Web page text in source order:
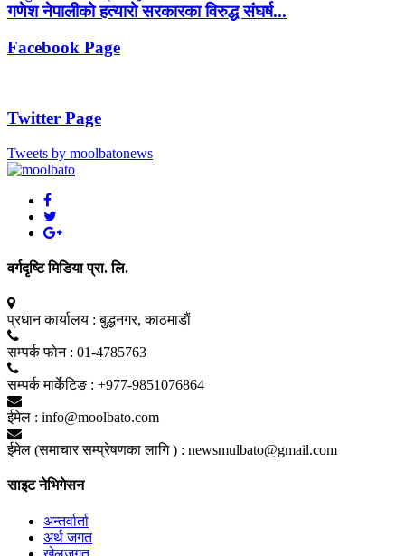
गणेश नेपालीको हत्यारो सरकारका विरुद्ध संघर्ष...
Facebook Page
Twitter Page
Tweets by moolbatonews
वर्गदृष्टि मिडिया प्रा. लि.
प्रधान कार्यालय : बुद्धनगर, काठमाडाैं
सम्पर्क फाेन : 01-4785763
सम्पर्क मार्केटिङ : +977-9851076864
ईमेल : info@moolbato.com
ईमेल (समाचार सम्प्रेषणका लागि ) : newsmulbato@gmail.com
साइट नेभिगेसन
अन्तर्वार्ता
अर्थ जगत